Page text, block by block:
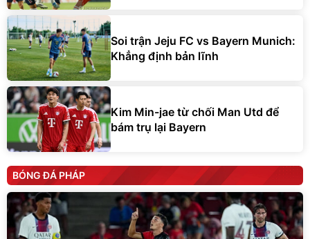
Soi trận Jeju FC vs Bayern Munich:
Khẳng định bản lĩnh
Kim Min-jae từ chối Man Utd để
bám trụ lại Bayern
BÓNG ĐÁ PHÁP